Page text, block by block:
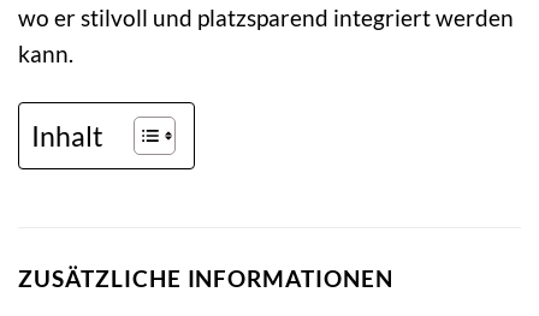
wo er stilvoll und platzsparend integriert werden
kann.
Inhalt
ZUSÄTZLICHE INFORMATIONEN